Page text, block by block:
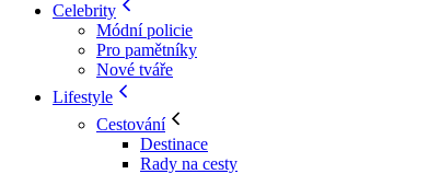
Celebrity
Módní policie
Pro pamětníky
Nové tváře
Lifestyle
Cestování
Destinace
Rady na cesty